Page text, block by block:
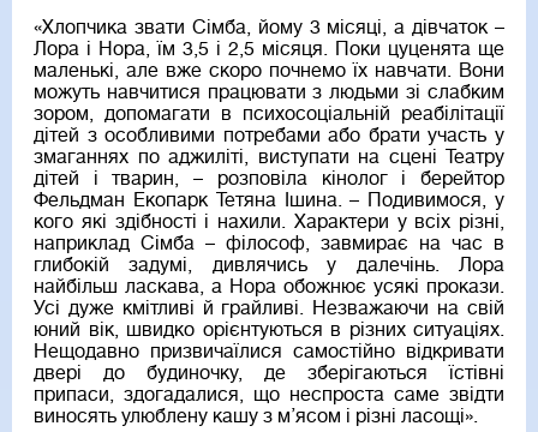
«Хлопчика звати Сімба, йому 3 місяці, а дівчаток –
Лора і Нора, їм 3,5 і 2,5 місяця. Поки цуценята ще
маленькі, але вже скоро почнемо їх навчати. Вони
можуть навчитися працювати з людьми зі слабким
зором, допомагати в психосоціальній реабілітації
дітей з особливими потребами або брати участь у
змаганнях по аджиліті, виступати на сцені Театру
дітей і тварин, – розповіла кінолог і берейтор
Фельдман Екопарк Тетяна Ішина. – Подивимося, у
кого які здібності і нахили. Характери у всіх різні,
наприклад Сімба – філософ, завмирає на час в
глибокій задумі, дивлячись у далечінь. Лора
найбільш ласкава, а Нора обожнює усякі прокази.
Усі дуже кмітливі й грайливі. Незважаючи на свій
юний вік, швидко орієнтуються в різних ситуаціях.
Нещодавно призвичаїлися самостійно відкривати
двері до будиночку, де зберігаються їстівні
припаси, здогадалися, що неспроста саме звідти
виносять улюблену кашу з м’ясом і різні ласощі».